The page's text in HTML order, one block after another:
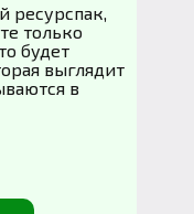
ресурспак,
только
будет
выглядит
в